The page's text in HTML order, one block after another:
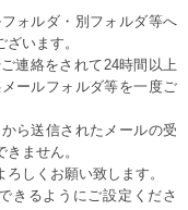
ォルダ・別フォルダ等へ
います。
連絡をされて24時間以上
ールフォルダ等を一度ご
ら送信されたメールの受
ません。
しくお願い致します。
きるようにご設定くださ